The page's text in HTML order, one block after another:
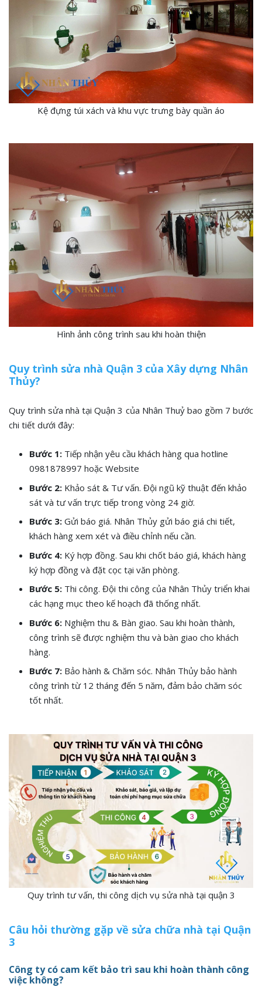
Kệ đựng túi xách và khu vực trưng bày quần áo
Hình ảnh công trình sau khi hoàn thiện
Quy trình sửa nhà Quận 3 của Xây dựng Nhân
Thủy?
Quy trình sửa nhà tại Quận 3 của Nhân Thuỷ bao gồm 7 bước
chi tiết dưới đây:
Bước 1:Tiếp nhận yêu cầu khách hàng qua hotline
0981878997 hoặc Website
Bước 2: Khảo sát & Tư vấn. Đội ngũ kỹ thuật đến khảo
sát và tư vấn trực tiếp trong vòng 24 giờ.
Bước 3: Gửi báo giá. Nhân Thủy gửi báo giá chi tiết,
khách hàng xem xét và điều chỉnh nếu cần.
Bước 4: Ký hợp đồng. Sau khi chốt báo giá, khách hàng
ký hợp đồng và đặt cọc tại văn phòng.
Bước 5: Thi công. Đội thi công của Nhân Thủy triển khai
các hạng mục theo kế hoạch đã thống nhất.
Bước 6: Nghiệm thu & Bàn giao. Sau khi hoàn thành,
công trình sẽ được nghiệm thu và bàn giao cho khách
hàng.
Bước 7: Bảo hành & Chăm sóc. Nhân Thủy bảo hành
công trình từ 12 tháng đến 5 năm, đảm bảo chăm sóc
tốt nhất.
Quy trình tư vấn, thi công dịch vụ sửa nhà tại quận 3
Câu hỏi thường gặp về sửa chữa nhà tại Quận
3
Công ty có cam kết bảo trì sau khi hoàn thành công
việc không?